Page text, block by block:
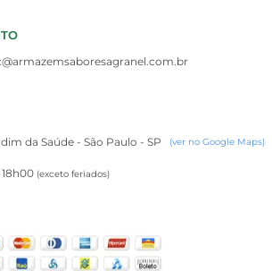
da Saúde - São Paulo - SP (ver no Google Maps)
(exceto feriados)